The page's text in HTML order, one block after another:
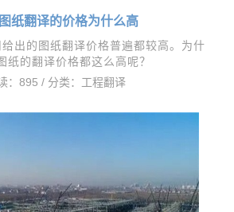
纸翻译的价格为什么高
出的图纸翻译价格普遍都较高。为什
纸的翻译价格都这么高呢？
：895 / 分类： 工程翻译